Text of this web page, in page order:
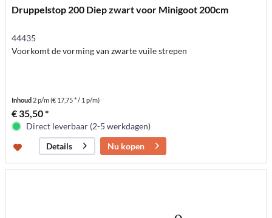
Druppelstop 200 Diep zwart voor Minigoot 200cm
44435
Voorkomt de vorming van zwarte vuile strepen
Inhoud 2 p/m(€ 17,75 * / 1 p/m)
€ 35,50 *
Direct leverbaar (2-5 werkdagen)
Details
Nu kopen